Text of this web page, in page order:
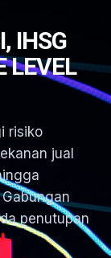
IHSG
LEVEL
risiko
jual
penutupan